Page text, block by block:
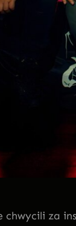
chwycili za